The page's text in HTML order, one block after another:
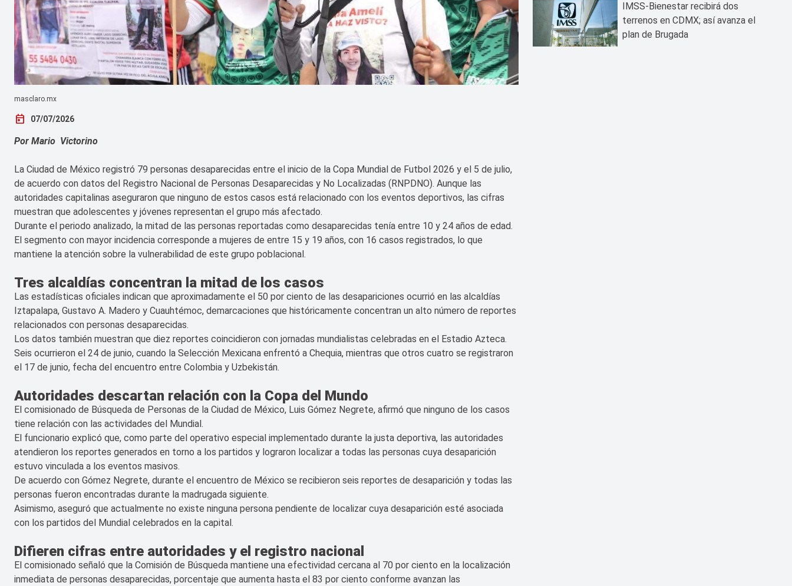
masclaro.mx
today 07/07/2026
Por Mario Victorino
La Ciudad de México registró 79 personas desaparecidas entre el inicio de la Copa Mundial de Futbol 2026 y el 5 de julio,
de acuerdo con datos del Registro Nacional de Personas Desaparecidas y No Localizadas (RNPDNO). Aunque las
autoridades capitalinas aseguraron que ninguno de estos casos está relacionado con los eventos deportivos, las cifras
muestran que adolescentes y jóvenes representan el grupo más afectado.
Durante el periodo analizado, la mitad de las personas reportadas como desaparecidas tenía entre 10 y 24 años de edad.
El segmento con mayor incidencia corresponde a mujeres de entre 15 y 19 años, con 16 casos registrados, lo que
mantiene la atención sobre la vulnerabilidad de este grupo poblacional.
Tres alcaldías concentran la mitad de los casos
Las estadísticas oficiales indican que aproximadamente el 50 por ciento de las desapariciones ocurrió en las alcaldías
Iztapalapa, Gustavo A. Madero y Cuauhtémoc, demarcaciones que históricamente concentran un alto número de reportes
relacionados con personas desaparecidas.
Los datos también muestran que diez reportes coincidieron con jornadas mundialistas celebradas en el Estadio Azteca.
Seis ocurrieron el 24 de junio, cuando la Selección Mexicana enfrentó a Chequia, mientras que otros cuatro se registraron
el 17 de junio, fecha del encuentro entre Colombia y Uzbekistán.
Autoridades descartan relación con la Copa del Mundo
El comisionado de Búsqueda de Personas de la Ciudad de México, Luis Gómez Negrete, afirmó que ninguno de los casos
tiene relación con las actividades del Mundial.
El funcionario explicó que, como parte del operativo especial implementado durante la justa deportiva, las autoridades
atendieron los reportes generados en torno a los partidos y lograron localizar a todas las personas cuya desaparición
estuvo vinculada a los eventos masivos.
De acuerdo con Gómez Negrete, durante el encuentro de México se recibieron seis reportes de desaparición y todas las
personas fueron encontradas durante la madrugada siguiente.
Asimismo, aseguró que actualmente no existe ninguna persona pendiente de localizar cuya desaparición esté asociada
con los partidos del Mundial celebrados en la capital.
Difieren cifras entre autoridades y el registro nacional
El comisionado señaló que la Comisión de Búsqueda mantiene una efectividad cercana al 70 por ciento en la localización
inmediata de personas desaparecidas, porcentaje que aumenta hasta el 83 por ciento conforme avanzan las
IMSS-Bienestar recibirá dos
terrenos en CDMX; así avanza el
plan de Brugada